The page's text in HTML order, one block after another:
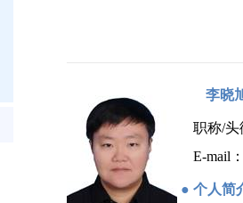
李晓
职称/头
E-mail
● 个人简